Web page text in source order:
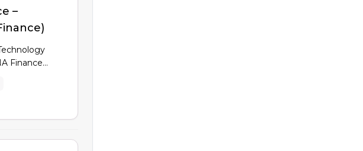
–
Finance
je